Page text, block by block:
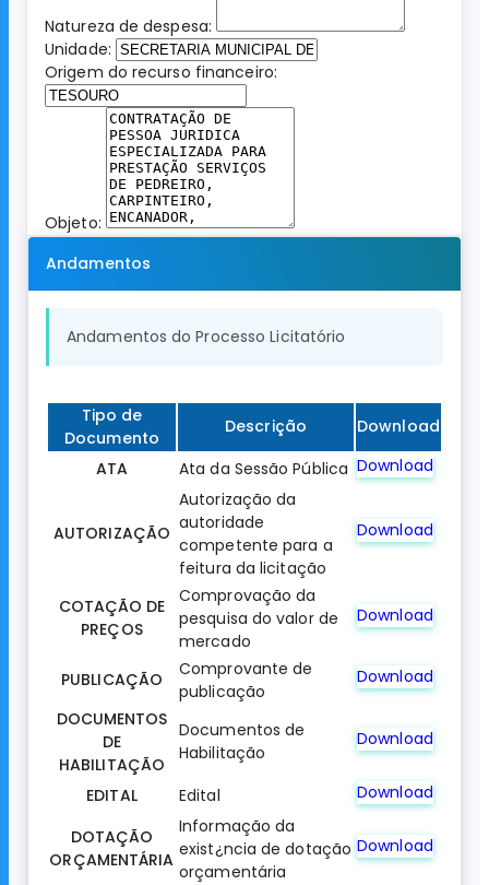
Natureza de despesa:
Unidade:
Origem do recurso financeiro:
Objeto:
Andamentos
Andamentos do Processo Licitatório
Tipo de
Documento
Descrição
Download
ATA
Ata da Sessão Pública Download
AUTORIZAÇÃO
Autorização da
autoridade
competente para a
feitura da licitação
Download
COTAÇÃO DE
PREÇOS
Comprovação da
pesquisa do valor de
mercado
Download
PUBLICAÇÃO
Comprovante de
publicação
Download
DOCUMENTOS
DE
HABILITAÇÃO
Documentos de
Habilitação
Download
EDITAL Edital Download
DOTAÇÃO
ORÇAMENTÁRIA
Informação da
exist¿ncia de dotação
orçamentária
Download